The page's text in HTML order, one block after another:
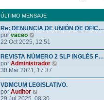
ÚLTIMO MENSAJE
Re: DENUNCIA DE UNIÓN DE OFIC…
por vaceo
e
r
ú
l
m
o
m
22 Oct 2025, 12:51
REVISTA NÚMERO 2 SLP INGLÉS F…
por Administrador
r
ú
30 Mar 2021, 17:37
VDMCUM LEGISLATIVO.
por Auditor
e
29 Jul 2025, 08:30